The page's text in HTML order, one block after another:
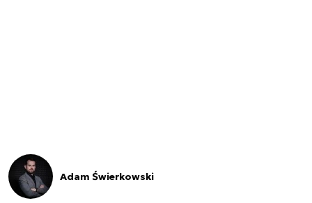
Adam Świerkowski